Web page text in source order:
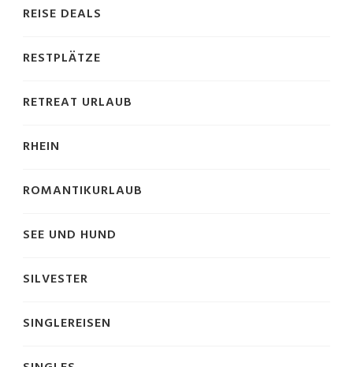
REISE DEALS
RESTPLÄTZE
RETREAT URLAUB
RHEIN
ROMANTIKURLAUB
SEE UND HUND
SILVESTER
SINGLEREISEN